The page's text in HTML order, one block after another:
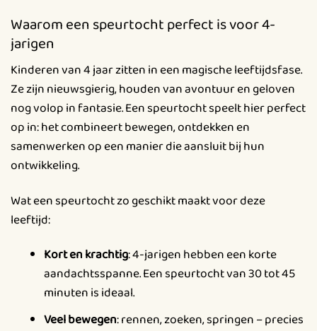
Waarom een speurtocht perfect is voor 4-
jarigen
Kinderen van 4 jaar zitten in een magische leeftijdsfase.
Ze zijn nieuwsgierig, houden van avontuur en geloven
nog volop in fantasie. Een speurtocht speelt hier perfect
op in: het combineert bewegen, ontdekken en
samenwerken op een manier die aansluit bij hun
ontwikkeling.
Wat een speurtocht zo geschikt maakt voor deze
leeftijd:
Kort en krachtig: 4-jarigen hebben een korte
aandachtsspanne. Een speurtocht van 30 tot 45
minuten is ideaal.
Veel bewegen: rennen, zoeken, springen – precies